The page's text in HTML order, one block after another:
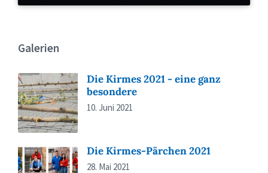
Galerien
Die Kirmes 2021 - eine ganz
besondere
10. Juni 2021
Die Kirmes-Pärchen 2021
28. Mai 2021